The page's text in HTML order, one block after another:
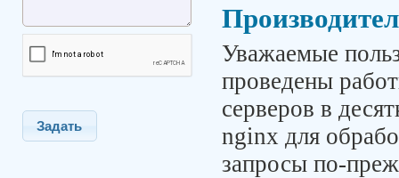
Задать
Уважаемые
проведены
серверов в
nginx для
запросы по-